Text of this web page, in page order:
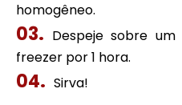
homogêneo.
Despeje sobre
freezer por 1 hora.
Sirva!